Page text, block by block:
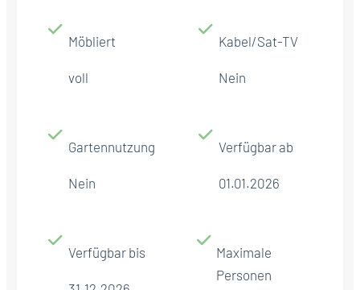
Möbliert
voll
Kabel/Sat-TV
Nein
Gartennutzung
Nein
Verfügbar ab
01.01.2026
Verfügbar bis
Maximale
Personen